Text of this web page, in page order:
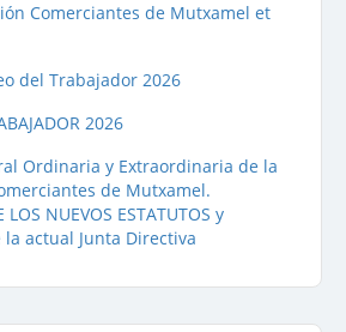
Comerciantes de Mutxamel et
del Trabajador 2026
2026
Ordinaria y Extraordinaria de la
de Mutxamel.
LOS NUEVOS ESTATUTOS y
actual Junta Directiva